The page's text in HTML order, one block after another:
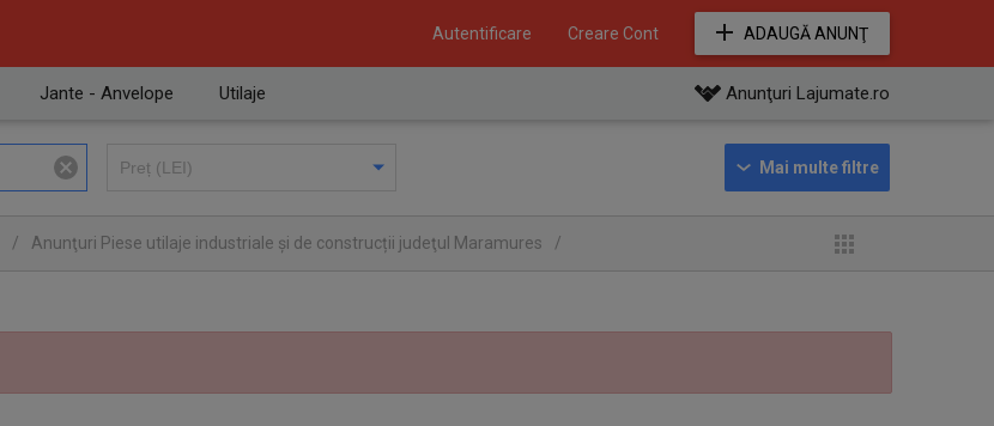
Autentificare Creare Cont ADAUGĂ ANUNŢ
Jante - Anvelope Utilaje Anunţuri Lajumate.ro
/ Anunţuri Piese utilaje industriale și de construcții judeţul Maramures /